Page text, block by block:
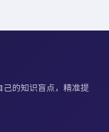
的知识盲点，精准提